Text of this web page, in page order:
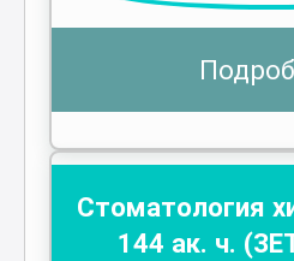
Стоматология
144 ак. ч.